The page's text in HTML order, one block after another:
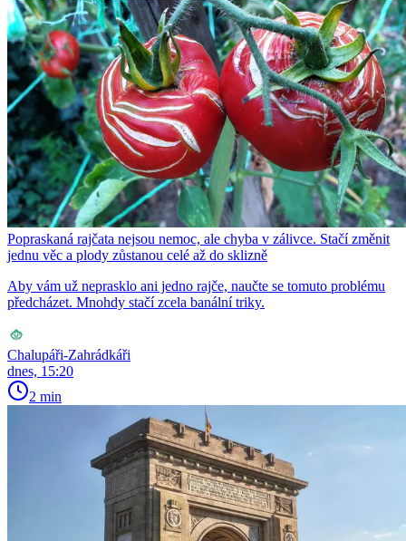
Popraskaná rajčata nejsou nemoc, ale chyba v zálivce. Stačí změnit
jednu věc a plody zůstanou celé až do sklizně
Aby vám už neprasklo ani jedno rajče, naučte se tomuto problému
předcházet. Mnohdy stačí zcela banální triky.
Chalupáři-Zahrádkáři
dnes, 15:20
2 min